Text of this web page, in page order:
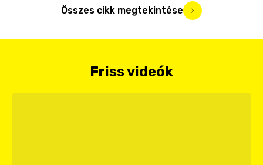
Összes cikk megtekintése
Friss videók